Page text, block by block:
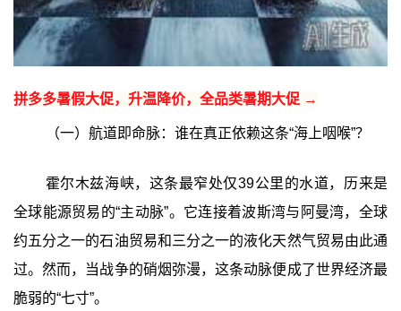
拼多多暑假大促，升温降价，全品类暑期大促 →
（一）航道即命脉：谁在真正依赖这条“海上咽喉”？
霍尔木兹海峡，这条最窄处仅39公里的水道，历来是
全球能源贸易的“主动脉”。它连接着波斯湾与阿曼湾，全球
约五分之一的石油贸易和三分之一的液化天然气贸易由此通
过。然而，当战争的硝烟弥漫，这条动脉便成了世界经济最
脆弱的“七寸”。